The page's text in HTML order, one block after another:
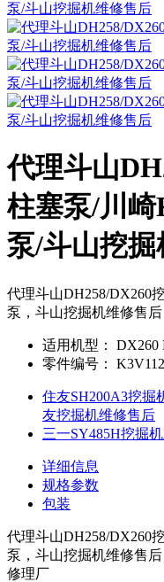
代理斗山
柱塞泵/川崎
泵/斗山挖
代理斗山DH258/DX260
泵，斗山挖掘机维修售后
适用机型：
DX260
零件编号：
住友SH200A3挖掘
友挖掘机维修售后
三一SY485H挖掘
详细信息
规格参数
包装
代理斗山DH258/DX260
泵，斗山挖掘机维修售
修理厂